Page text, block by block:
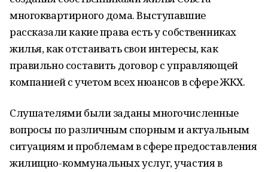
многоквартирного дома. Выступавшие
рассказали какие права есть у собственниках
жилья, как отстаивать свои интересы, как
правильно составить договор с управляющей
компанией с учетом всех нюансов в сфере ЖКХ.
Слушателями были заданы многочисленные
вопросы по различным спорным и актуальным
ситуациям и проблемам в сфере предоставления
жилищно-коммунальных услуг, участия в